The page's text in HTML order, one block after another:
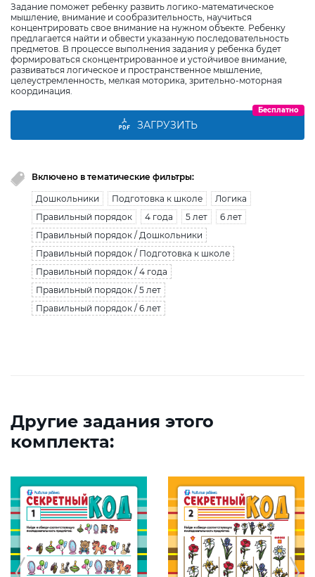
Задание поможет ребенку развить логико-математическое
мышление, внимание и сообразительность, научиться
концентрировать свое внимание на нужном объекте. Ребенку
предлагается найти и обвести указанную последовательность
предметов. В процессе выполнения задания у ребенка будет
формироваться сконцентрированное и устойчивое внимание,
развиваться логическое и пространственное мышление,
целеустремленность, мелкая моторика, зрительно-моторная
координация.
ЗАГРУЗИТЬ
Бесплатно
Включено в тематические фильтры:
Дошкольники Подготовка к школе
Логика
Правильный порядок
4 года 5 лет
6 лет
Правильный порядок / Дошкольники
Правильный порядок / Подготовка к школе
Правильный порядок / 4 года
Правильный порядок / 5 лет
Правильный порядок / 6 лет
Другие задания этого
комплекта: